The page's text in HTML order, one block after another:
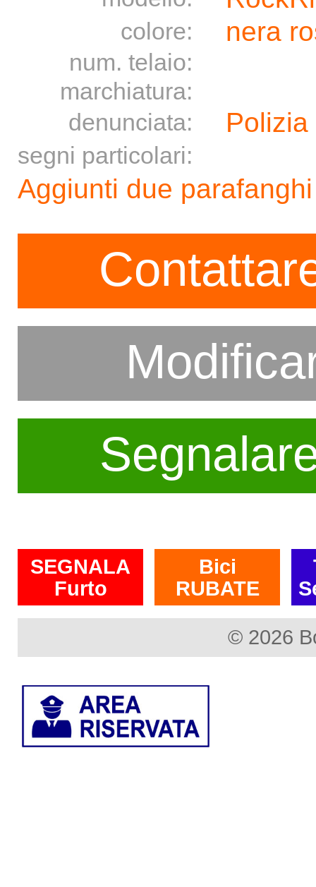
colore: nera
num. telaio:
marchiatura:
denunciata:
segni particolari:
Aggiunti due
SEGNALA
Furto
Bici
RUBATE
© 2026